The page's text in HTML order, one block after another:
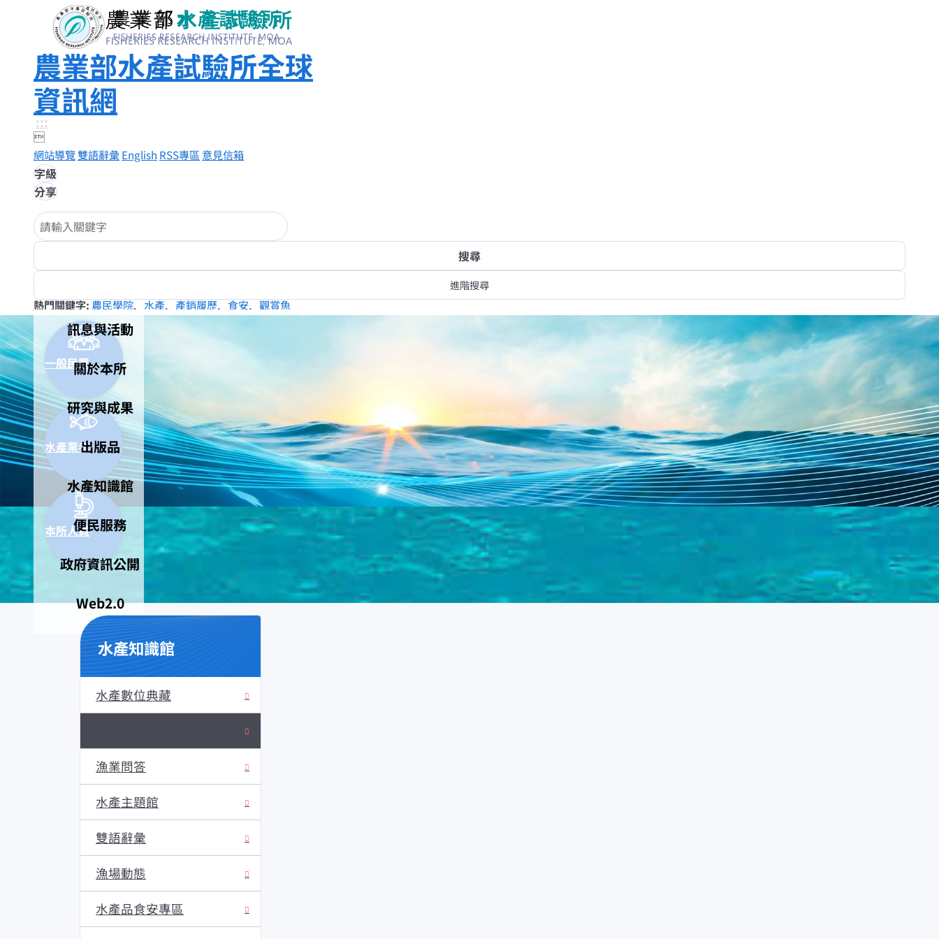
農業部水產試驗所全球
資訊網
:::

網站導覽雙語辭彙English RSS專區 意見信箱
字級
分享
熱門關鍵字 農民學院 水產 產銷履歷 食安 觀賞魚
訊息與活動
關於本所
研究與成果
出版品
水產知識館
便民服務
政府資訊公開
Web2.0
一般民眾
水產業者
本所人員
::: 水產知識館
水產數位典藏
漁業問答
水產主題館
雙語辭彙
漁場動態
水產品食安專區